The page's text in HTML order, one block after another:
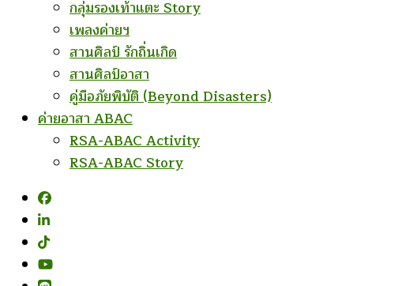
กลุ่มรองเท้าแตะ Story
เพลงค่ายฯ
สานศิลป์ รักถิ่นเกิด
สานศิลป์อาสา
คู่มือภัยพิบัติ (Beyond Disasters)
ค่ายอาสา ABAC
RSA-ABAC Activity
RSA-ABAC Story